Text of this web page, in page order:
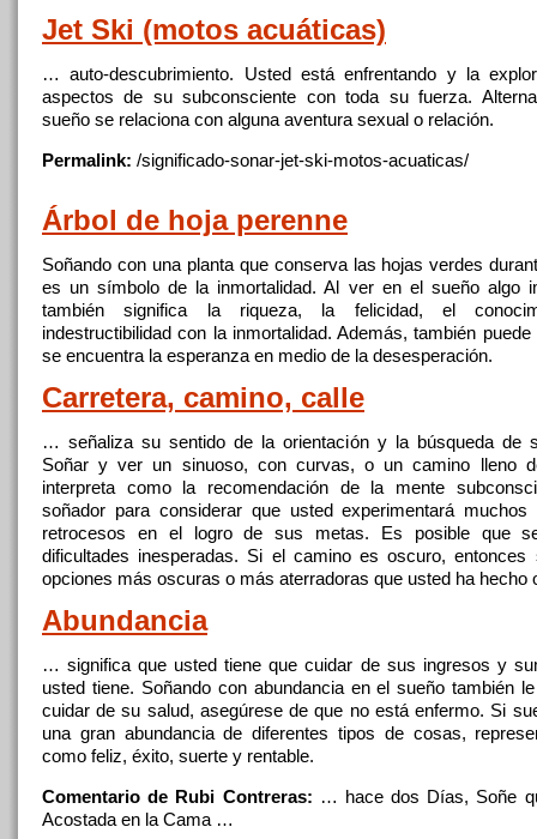
Jet Ski (motos acuáticas)
… auto-descubrimiento. Usted está enfrentando y la
aspectos de su subconsciente contoda su fuerza.
sueño se relaciona con alguna aventura sexual o relación.
Permalink: /significado-sonar-jet-ski-motos-acuaticas/
Árbol de hoja perenne
Soñando conuna planta que conserva las hojasverdes
es un símbolo de la inmortalidad. Al ver en el sueño algo
también significa la riqueza, la felicidad, el
indestructibilidadcon la inmortalidad. Además, también
se encuentra la esperanza en medio de la desesperación.
Carretera, camino, calle
… señaliza su sentido de la orientación y la búsqueda de
Soñar y ver un sinuoso, concurvas, o un camino lleno
interpreta como la recomendación de la mente
soñador para considerar que usted experimentará muchos
retrocesos en el logro de sus metas. Es posible que
dificultades inesperadas. Si el camino es oscuro, entonces
opciones más oscuras o más aterradoras que usted ha
Abundancia
… significa que usted tiene que cuidar de sus ingresos y
usted tiene. Soñando conabundancia en el sueño también
cuidar de su salud, asegúrese de que no está enfermo. Si
una gran abundancia de diferentes tipos de cosas,
como feliz, éxito, suerte y rentable.
Comentario de Rubi Contreras: … hace dos Días, Soñe
Acostada en la Cama …